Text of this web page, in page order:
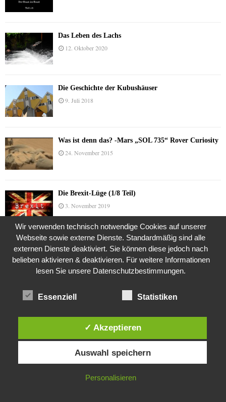
Das Leben des Lachs
12. Oktober 2020
Die Geschichte der Kubushäuser
9. Juli 2018
Was ist denn das? -Mars „SOL 735“ Rover Curiosity
24. November 2015
Die Brexit-Lüge (1/8 Teil)
3. November 2019
Die Straße radikalisiert jeden Tag ein Stückchen
26. Oktober 2015
Mit S-Elvis in Walle
Grube Frankenholz- ein kulturelles Kleinod erwacht
Diese Website verwendet Cookies. Durch die weitere Nutzung dieser
Website stimmst du der Verwendung von Cookies zu.
IN ORDNUNG
Wir verwenden technisch notwendige Cookies auf unserer
Webseite sowie externe Dienste. Standardmäßig sind alle
externen Dienste deaktiviert. Sie können diese jedoch nach
belieben aktivieren & deaktivieren. Für weitere Informationen
lesen Sie unsere Datenschutzbestimmungen.
Essenziell Statistiken
✓ Akzeptieren
Auswahl speichern
Personalisieren